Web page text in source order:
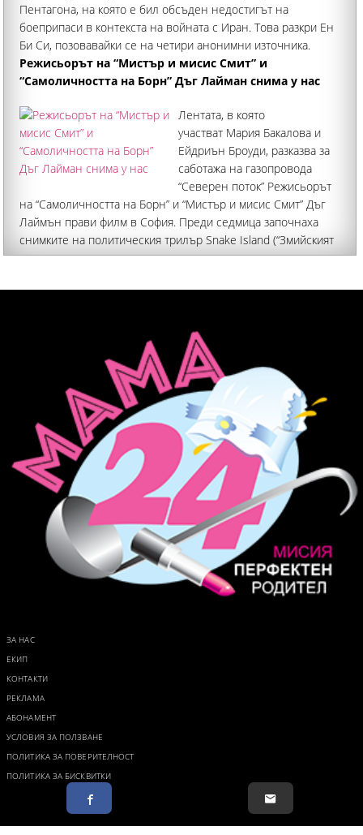
Пентагона, на която е бил обсъден недостигът на
боеприпаси в контекста на войната с Иран. Това разкри Ен
Би Си, позовавайки се на четири анонимни източника.
Според тях заседанието е било кризисно и е било свикано
Режисьорът на “Мистър и мисис Смит” и
“Самоличността на Борн” Дъг Лайман снима у нас
Лентата, в която
участват Мария Бакалова и
Ейдриън Броуди, разказва за
саботажа на газопровода
“Северен поток” Режисьорът
на “Самоличността на Борн” и “Мистър и мисис Смит” Дъг
Лаймън прави филм в София. Преди седмица започнаха
снимките на политическия трилър Snake Island (“Змийският
остров”), а в него участват Мария Бакалова и Ейдриън
ЗА НАС
ЕКИП
КОНТАКТИ
РЕКЛАМА
АБОНАМЕНТ
УСЛОВИЯ ЗА ПОЛЗВАНЕ
ПОЛИТИКА ЗА ПОВЕРИТЕЛНОСТ
ПОЛИТИКА ЗА БИСКВИТКИ